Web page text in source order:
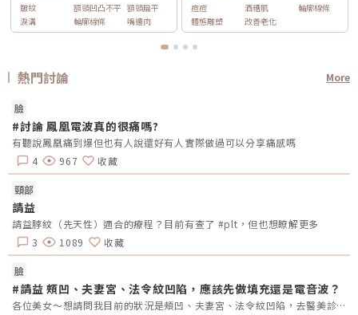
皺紋 額頭凹凸不平 額頭扁平
淚溝
輪廓線條 嘴邊肉
痘痘 酒糟肌
輪廓線條
體態雕塑
改善老化
熱門討論 More
臉
#討論 鳳凰電波真的很痛嗎?
有聽說鳳凰痛到爆但也有人說還好有人實際做過可以分享痛感嗎
4
967 收藏
頸部
請益
請益脖紋（先天性）適合的療程？目前有查了 #plt，但也想瞭解更多
3
1089 收藏
臉
#請益 頰凹、夫妻宮、法令紋凹陷，應該先做填充還是電音波？
各位美女～想請問我目前的狀況是頰凹、夫妻宮、法令紋凹陷，去醫美診所諮詢，他是建議我電音波也要做，但療程下來要20萬左右，目前最困擾的是法令紋&gt;頰凹&gt;夫妻宮是先填充完再打電波嗎？還是先打電波再填充呢～～Â